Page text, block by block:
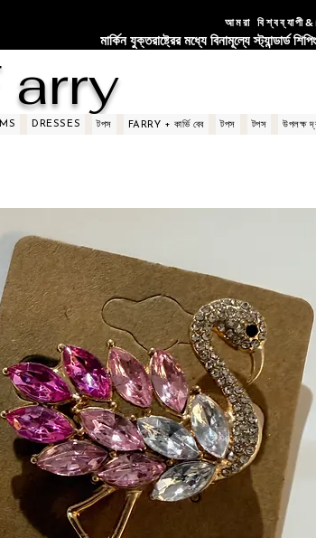
আমরা
মার্কিন যুক্তরাষ্ট্রের মধ্যে বিনামূল্যে
arry
DRESSES টপস FARRY + কার্ভি বেব টপস টপস উপলক্ষ